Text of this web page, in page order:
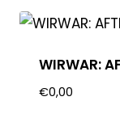
WIRWAR:
€0,00